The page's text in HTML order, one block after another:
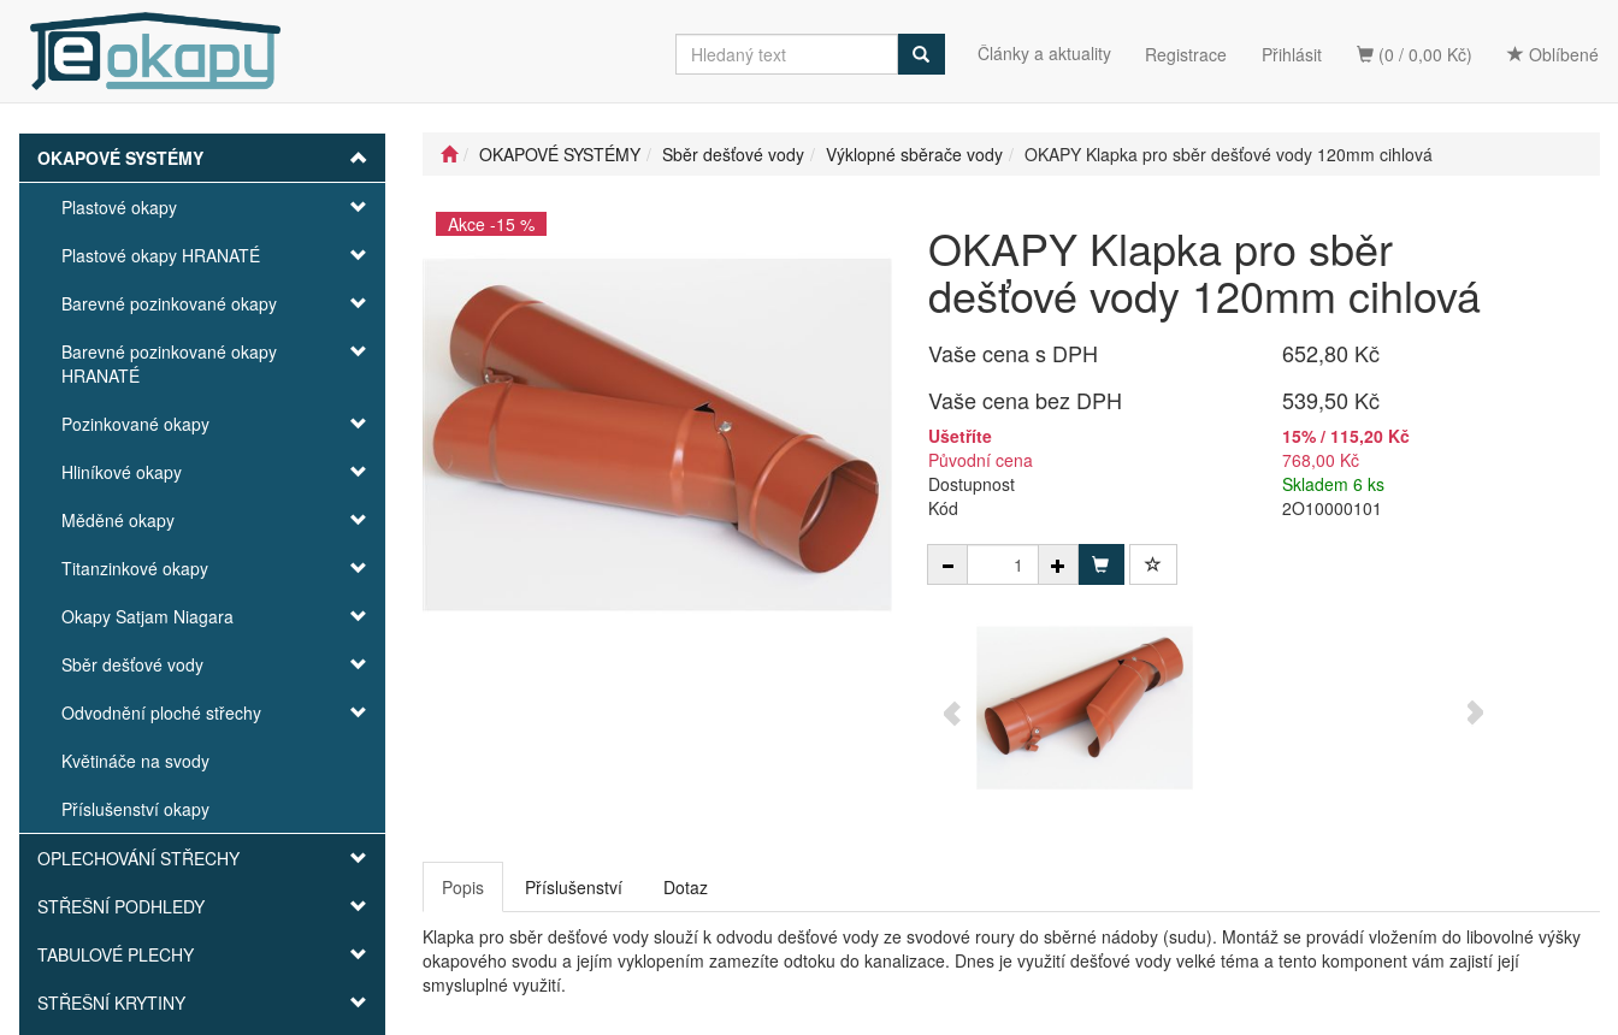
(0 / 0,00 Kč) Oblíbené
Články a aktuality Registrace Přihlásit
OKAPOVÉ SYSTÉMY
Plastové okapy
Plastové okapy HRANATÉ
Barevné pozinkované okapy
Barevné pozinkované okapy
HRANATÉ
Pozinkované okapy
Hliníkové okapy
Měděné okapy
Titanzinkové okapy
Okapy Satjam Niagara
Sběr dešťové vody
Odvodnění ploché střechy
Květináče na svody
Příslušenství okapy
OPLECHOVÁNÍ STŘECHY
STŘEŠNÍ PODHLEDY
TABULOVÉ PLECHY
STŘEŠNÍ KRYTINY
OKAPOVÉ SYSTÉMY Sběr dešťové vody Výklopné sběrače vody OKAPY Klapka pro sběr dešťové vody 120mm cihlová
Akce -15 % OKAPY Klapka pro sběr
dešťové vody 120mm cihlová
Vaše cena s DPH
652,80 Kč
Vaše cena bez DPH
539,50 Kč
Ušetříte
15% / 115,20 Kč
Původní cena
768,00 Kč
Dostupnost
Skladem 6 ks
Kód
2O10000101
Popis Příslušenství Dotaz
Klapka pro sběr dešťové vody slouží k odvodu dešťové vody ze svodové roury do sběrné nádoby (sudu). Montáž se provádí vložením do libovolné výšky
okapového svodu a jejím vyklopením zamezíte odtoku do kanalizace. Dnes je využití dešťové vody velké téma a tento komponent vám zajistí její
smysluplné využití.